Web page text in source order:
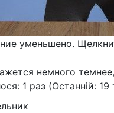
уменьшено.
немного
1 раз (Останній: